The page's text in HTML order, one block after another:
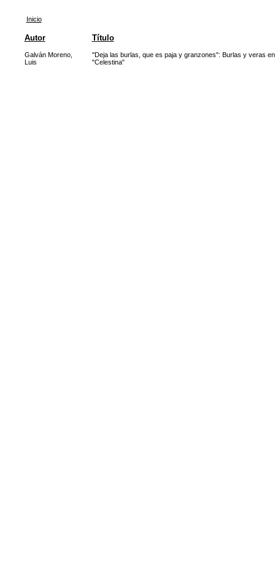
Inicio
Autor Título
Galván Moreno,
Luis
"Deja las burlas, que es paja y granzones": Burlas y veras en
"Celestina"